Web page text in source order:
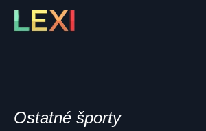
Skip
Ostatné športy